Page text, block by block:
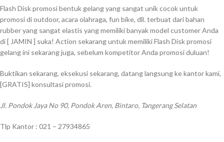
Flash Disk promosi bentuk gelang yang sangat unik cocok untuk
promosi di outdoor, acara olahraga, fun bike, dll. terbuat dari bahan
rubber yang sangat elastis yang memiliki banyak model customer Anda
di [ JAMIN ] suka! Action sekarang untuk memiliki Flash Disk promosi
gelang ini sekarang juga, sebelum kompetitor Anda promosi duluan!
Buktikan sekarang, eksekusi sekarang, datang langsung ke kantor kami,
[GRATIS] konsultasi promosi.
Jl. Pondok Jaya No 90, Pondok Aren, Bintaro, Tangerang Selatan
Tlp Kantor : 021 – 27934865